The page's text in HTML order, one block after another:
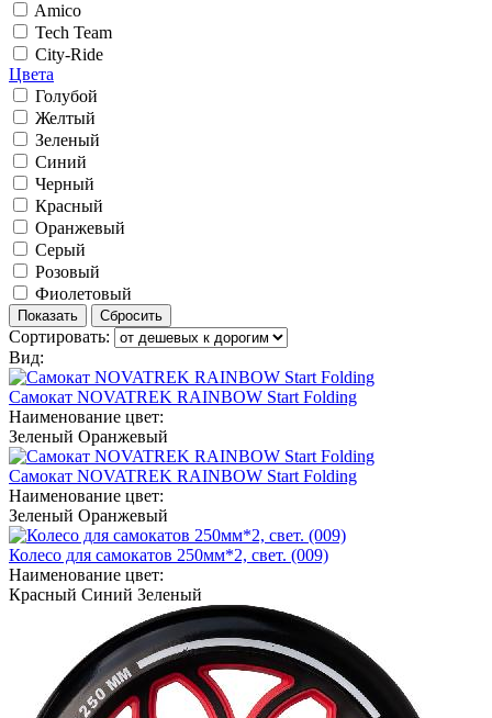
Amico
Tech Team
City-Ride
Цвета
Голубой
Желтый
Зеленый
Синий
Черный
Красный
Оранжевый
Серый
Розовый
Фиолетовый
Сортировать:
Вид:
Самокат NOVATREK RAINBOW Start Folding
Наименование цвет:
Зеленый Оранжевый
Самокат NOVATREK RAINBOW Start Folding
Наименование цвет:
Зеленый Оранжевый
Колесо для самокатов 250мм*2, свет. (009)
Наименование цвет:
Красный Синий Зеленый